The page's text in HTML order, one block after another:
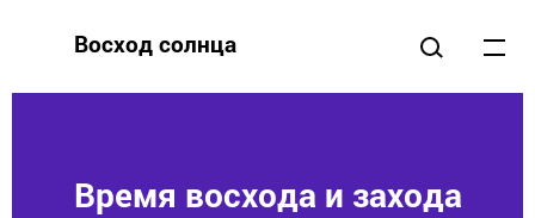
Восход солнца
Время восхода и захода